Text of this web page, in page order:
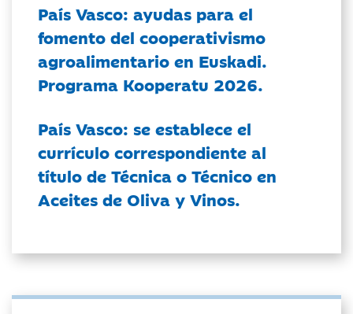
País Vasco: ayudas para el
fomento del cooperativismo
agroalimentario en Euskadi.
Programa Kooperatu 2026.
País Vasco: se establece el
currículo correspondiente al
título de Técnica o Técnico en
Aceites de Oliva y Vinos.